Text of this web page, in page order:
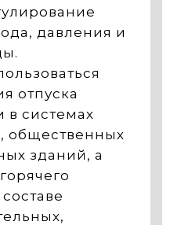
давления и
отпуска
в системах
общественных
зданий, а